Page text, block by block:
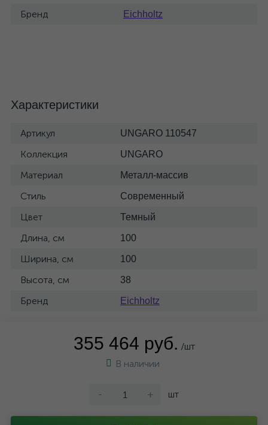
Бренд Eichholtz
Характеристики
Артикул UNGARO 110547
Коллекция UNGARO
Материал Металл-массив
Стиль Современный
Цвет Темный
Длина, см 100
Ширина, см 100
Высота, см 38
Бренд Eichholtz
355 464 руб. /шт
В наличии
- + шт